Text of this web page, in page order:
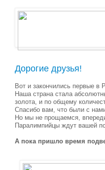
Дорогие друзья!
Вот и закончились первые в
Наша страна стала
золота, и по общему
Спасибо вам, что были с
Но мы не прощаемся,
Паралимпийцы ждут вашей
А пока пришло время